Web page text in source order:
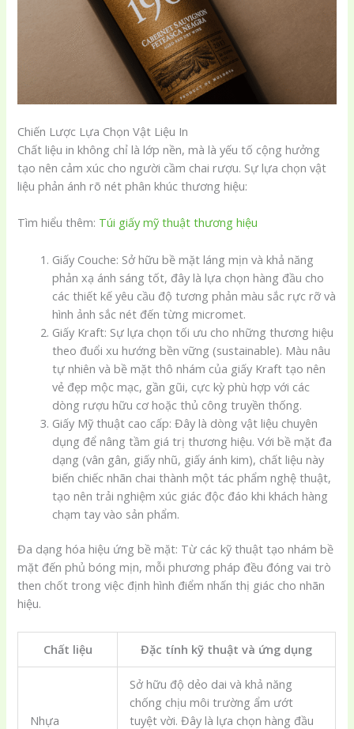
Chiến Lược Lựa Chọn Vật Liệu In
Chất liệu in không chỉ là lớp nền, mà là yếu tố cộng hưởng
tạo nên cảm xúc cho người cầm chai rượu. Sự lựa chọn vật
liệu phản ánh rõ nét phân khúc thương hiệu:
Tìm hiểu thêm: Túi giấy mỹ thuật thương hiệu
Giấy Couche: Sở hữu bề mặt láng mịn và khả năng
phản xạ ánh sáng tốt, đây là lựa chọn hàng đầu cho
các thiết kế yêu cầu độ tương phản màu sắc rực rỡ và
hình ảnh sắc nét đến từng micromet.
Giấy Kraft: Sự lựa chọn tối ưu cho những thương hiệu
theo đuổi xu hướng bền vững (sustainable). Màu nâu
tự nhiên và bề mặt thô nhám của giấy Kraft tạo nên
vẻ đẹp mộc mạc, gần gũi, cực kỳ phù hợp với các
dòng rượu hữu cơ hoặc thủ công truyền thống.
Giấy Mỹ thuật cao cấp: Đây là dòng vật liệu chuyên
dụng để nâng tầm giá trị thương hiệu. Với bề mặt đa
dạng (vân gân, giấy nhũ, giấy ánh kim), chất liệu này
biến chiếc nhãn chai thành một tác phẩm nghệ thuật,
tạo nên trải nghiệm xúc giác độc đáo khi khách hàng
chạm tay vào sản phẩm.
Đa dạng hóa hiệu ứng bề mặt: Từ các kỹ thuật tạo nhám bề
mặt đến phủ bóng mịn, mỗi phương pháp đều đóng vai trò
then chốt trong việc định hình điểm nhấn thị giác cho nhãn
hiệu.
Chất liệu Đặc tính kỹ thuật và ứng dụng
Nhựa
Sở hữu độ dẻo dai và khả năng
chống chịu môi trường ẩm ướt
tuyệt vời. Đây là lựa chọn hàng đầu